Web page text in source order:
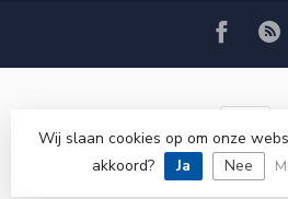
© Copyright 2026
Wij slaan cookies op om onze
akkoord?
Ja Nee